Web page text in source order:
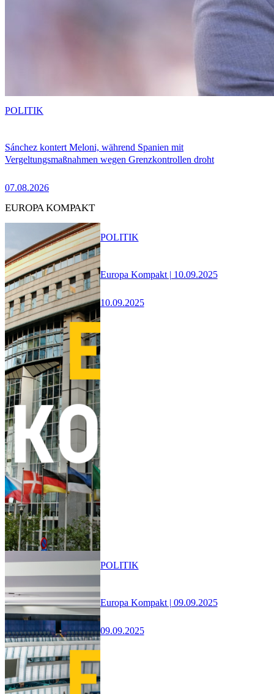
Sánchez kontert Meloni, während Spanien mit
Vergeltungsmaßnahmen wegen Grenzkontrollen droht
07.08.2026
POLITIK
EUROPA KOMPAKT
Europa Kompakt | 10.09.2025
10.09.2025
POLITIK
Europa Kompakt | 09.09.2025
09.09.2025
POLITIK